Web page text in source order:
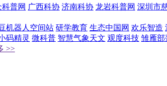
普网 广西科协 济南科协 龙岩科普网 深圳市
机器人空间站 研学教育 生态中国网 欢乐智造
码精灵 微科普 智慧气象天文 观度科技 雏雁部
>>